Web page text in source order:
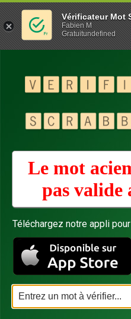
Le mot
pas valide
Téléchargez notre appli
Vérificateur Mot
Fabien M
Gratuitundefined